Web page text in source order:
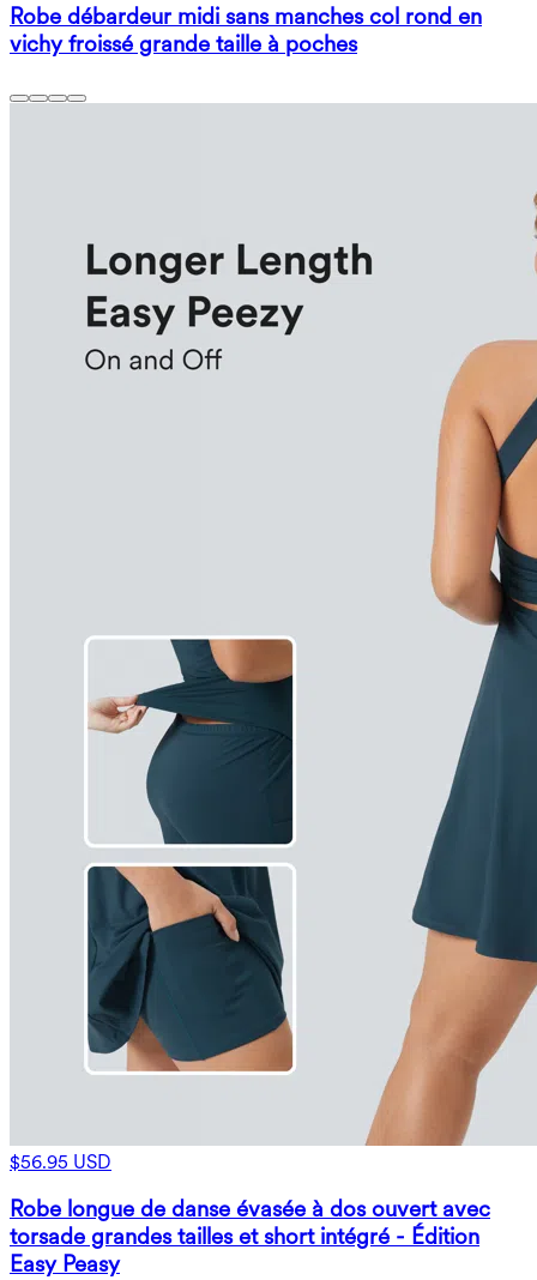
Robe débardeur midi sans manches col rond en
vichy froissé grande taille à poches
$56.95 USD
Robe longue de danse évasée à dos ouvert avec
torsade grandes tailles et short intégré - Édition
Easy Peasy